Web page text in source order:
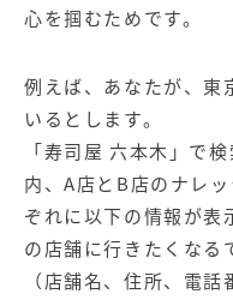
心を掴むためです。
例えば、あなたが、東
いるとします。
「寿司屋 六本木」で
内、A店とB店のナレ
ぞれに以下の情報が表
の店舗に行きたくなる
（店舗名、住所、電